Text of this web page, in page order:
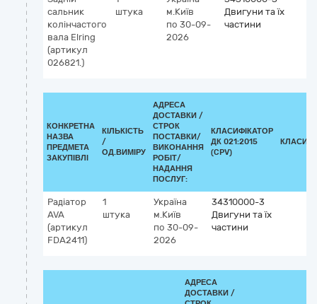
сальник
колінчастого
вала Elring
(артикул
026821.)
штука
м.Київ
по 30-09-
2026
Двигуни та їх
частини
КОНКРЕТНА
НАЗВА
ПРЕДМЕТА
ЗАКУПІВЛІ
КІЛЬКІСТЬ
/
ОД.ВИМІРУ
АДРЕСА
ДОСТАВКИ /
СТРОК
ПОСТАВКИ/
ВИКОНАННЯ
РОБІТ/
НАДАННЯ
ПОСЛУГ:
КЛАСИФІКАТОР
ДК 021:2015
(CPV)
Радіатор
AVA
(артикул
FDA2411)
1
штука
Україна
м.Київ
по 30-09-
2026
34310000-3
Двигуни та їх
частини
АДРЕСА
ДОСТАВКИ /